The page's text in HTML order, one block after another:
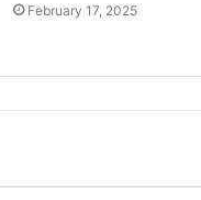
February 17, 2025